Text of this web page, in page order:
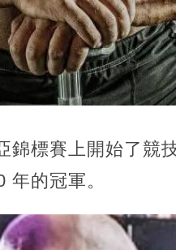
標賽上開始了競
的冠軍。